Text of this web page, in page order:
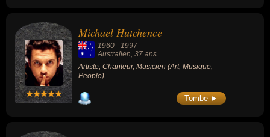
Michael Hutchence
1960 - 1997
Australien, 37 ans
Artiste, Chanteur, Musicien (Art, Musique,
People).
Tombe ►